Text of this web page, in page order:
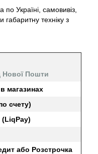
по Україні, самовивіз,
габаритну техніку з
Нової Пошти
магазинах
счету)
(LiqPay)
або Розстрочка